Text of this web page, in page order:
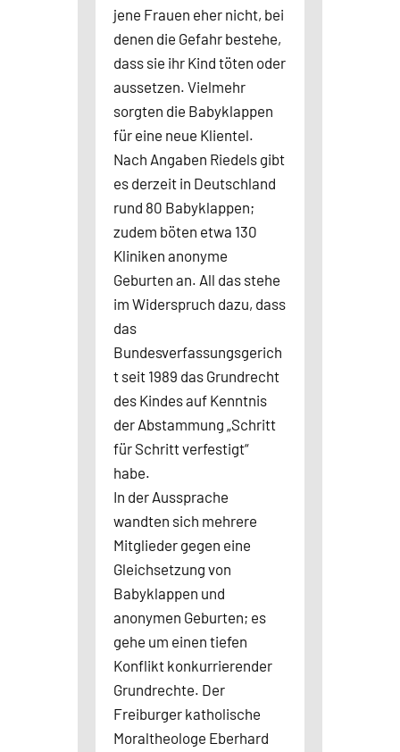
jene Frauen eher nicht, bei
denen die Gefahr bestehe,
dass sie ihr Kind töten oder
aussetzen. Vielmehr
sorgten die Babyklappen
für eine neue Klientel.
Nach Angaben Riedels gibt
es derzeit in Deutschland
rund 80 Babyklappen;
zudem böten etwa 130
Kliniken anonyme
Geburten an. All das stehe
im Widerspruch dazu, dass
das
Bundesverfassungsgerich
t seit 1989 das Grundrecht
des Kindes auf Kenntnis
der Abstammung „Schritt
für Schritt verfestigt“
habe.
In der Aussprache
wandten sich mehrere
Mitglieder gegen eine
Gleichsetzung von
Babyklappen und
anonymen Geburten; es
gehe um einen tiefen
Konflikt konkurrierender
Grundrechte. Der
Freiburger katholische
Moraltheologe Eberhard